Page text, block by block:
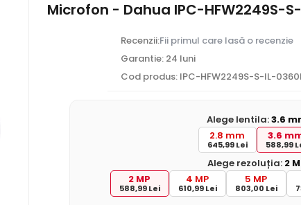
Microfon - Dahua IPC-HFW2249S-
Recenzii:Fii primul care lasă o recenzie
Garantie: 24 luni
Cod produs: IPC-HFW2249S-S-IL-
Alege lentila:3.6
2.8 mm
645,99 Lei
3.6
588,99
Alege rezoluția: 2
2 MP
588,99 Lei
4 MP
610,99 Lei
5 MP
803,00 Lei